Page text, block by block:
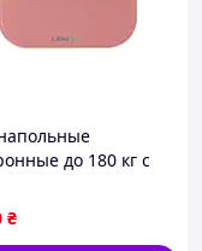
до 180 кг с
веса дома
₴